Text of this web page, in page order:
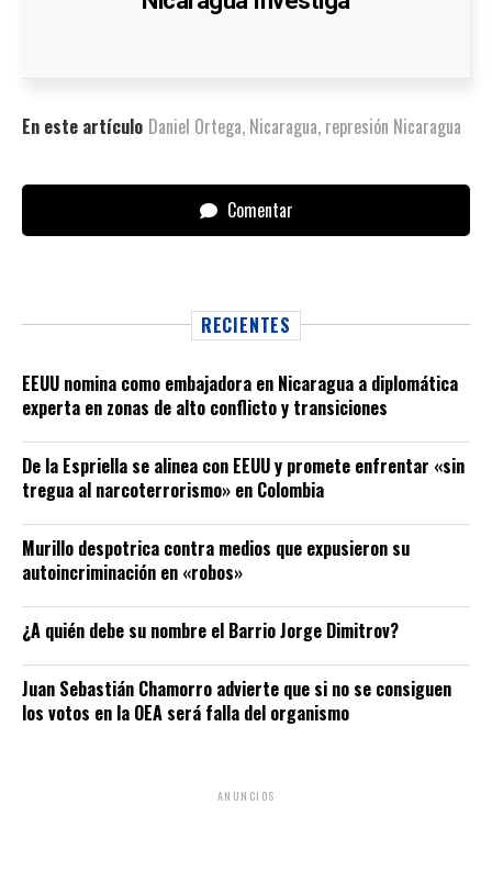
En este artículo Daniel Ortega, Nicaragua, represión Nicaragua
Comentar
RECIENTES
EEUU nomina como embajadora en Nicaragua a diplomática
experta en zonas de alto conflicto y transiciones
De la Espriella se alinea con EEUU y promete enfrentar «sin
tregua al narcoterrorismo» en Colombia
Murillo despotrica contra medios que expusieron su
autoincriminación en «robos»
¿A quién debe su nombre el Barrio Jorge Dimitrov?
Juan Sebastián Chamorro advierte que si no se consiguen
los votos en la OEA será falla del organismo
ANUNCIOS